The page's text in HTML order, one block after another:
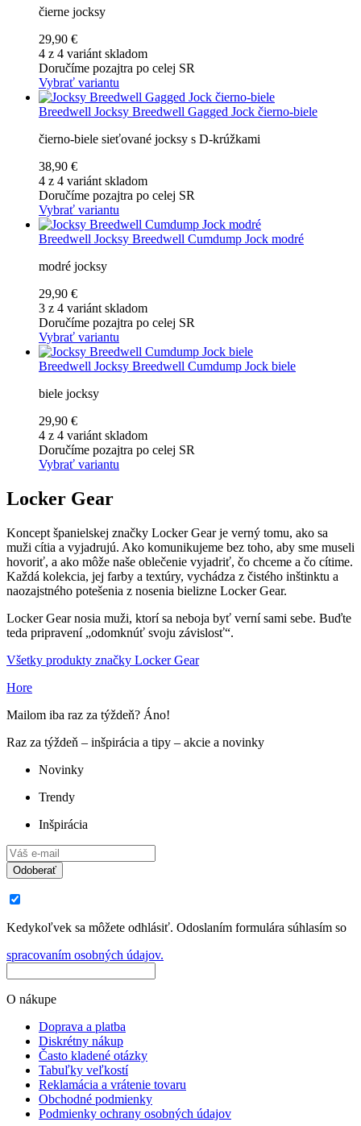
čierne jocksy
29,90 €
4 z 4 variánt skladom
Doručíme pozajtra po celej SR
Vybrať variantu
Breedwell Jocksy Breedwell Gagged Jock čierno-biele
čierno-biele sieťované jocksy s D-krúžkami
38,90 €
4 z 4 variánt skladom
Doručíme pozajtra po celej SR
Vybrať variantu
Breedwell Jocksy Breedwell Cumdump Jock modré
modré jocksy
29,90 €
3 z 4 variánt skladom
Doručíme pozajtra po celej SR
Vybrať variantu
Breedwell Jocksy Breedwell Cumdump Jock biele
biele jocksy
29,90 €
4 z 4 variánt skladom
Doručíme pozajtra po celej SR
Vybrať variantu
Locker Gear
Koncept španielskej značky Locker Gear je verný tomu, ako sa
muži cítia a vyjadrujú. Ako komunikujeme bez toho, aby sme museli
hovoriť, a ako môže naše oblečenie vyjadriť, čo chceme a čo cítime.
Každá kolekcia, jej farby a textúry, vychádza z čistého inštinktu a
naozajstného potešenia z nosenia bielizne Locker Gear.
Locker Gear nosia muži, ktorí sa neboja byť verní sami sebe. Buďte
teda pripravení „odomknúť svoju závislosť“.
Všetky produkty značky Locker Gear
Hore
Mailom iba raz za týždeň? Áno!
Raz za týždeň – inšpirácia a tipy – akcie a novinky
Novinky
Trendy
Inšpirácia
Odoberať
Kedykoľvek sa môžete odhlásiť. Odoslaním formulára súhlasím so
spracovaním osobných údajov.
O nákupe
Doprava a platba
Diskrétny nákup
Často kladené otázky
Tabuľky veľkostí
Reklamácia a vrátenie tovaru
Obchodné podmienky
Podmienky ochrany osobných údajov